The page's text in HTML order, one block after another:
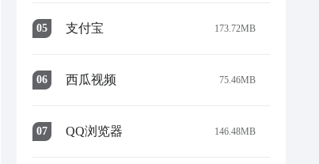
05 支付宝 173.72MB
06 西瓜视频 75.46MB
07 QQ浏览器 146.48MB